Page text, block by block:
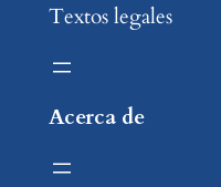
Textos legales
Acerca de